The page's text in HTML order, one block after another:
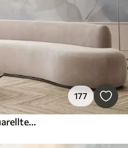
177
Fototapeten zarte Blätter in Aquarelltechnik